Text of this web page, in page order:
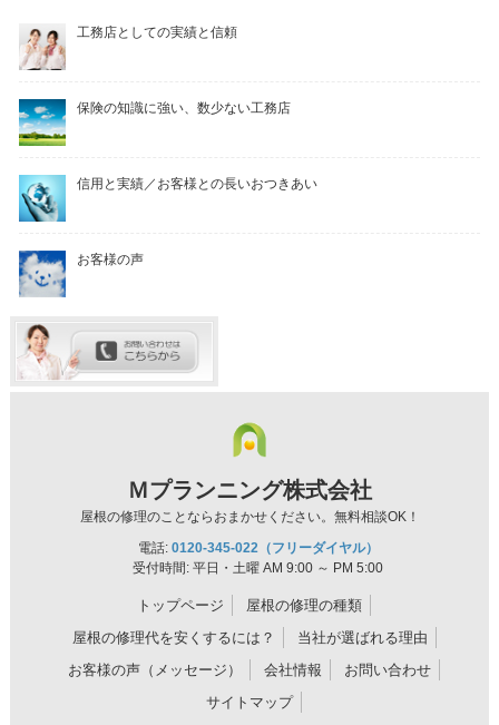
工務店としての実績と信頼
保険の知識に強い、数少ない工務店
信用と実績／お客様との長いおつきあい
お客様の声
Ｍプランニング株式会社
屋根の修理のことならおまかせください。無料相談OK！
電話:0120-345-022（フリーダイヤル）
受付時間: 平日・土曜 AM 9:00 ～ PM 5:00
トップページ
屋根の修理の種類
屋根の修理代を安くするには？
当社が選ばれる理由
お客様の声（メッセージ）
会社情報
お問い合わせ
サイトマップ